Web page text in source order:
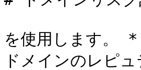
を使用します。
ドメインのレピ